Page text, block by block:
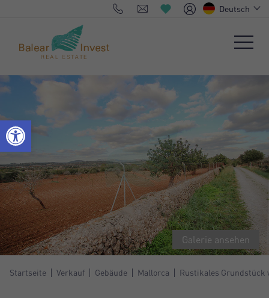
Deutsch
Galerie ansehen
Startseite Verkauf Gebäude Mallorca Rustikales Grundstück